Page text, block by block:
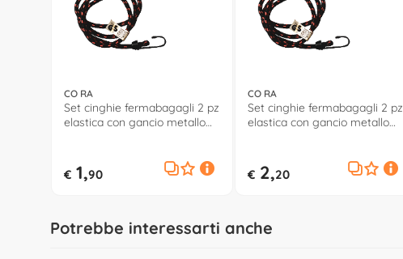
CO RA
Set cinghie fermabagagli 2 pz
elastica con gancio metallo
€ 1,90
CO RA
Set cinghie fermabagagli 2 pz
elastica con gancio metallo
€ 2,20
Potrebbe interessarti anche